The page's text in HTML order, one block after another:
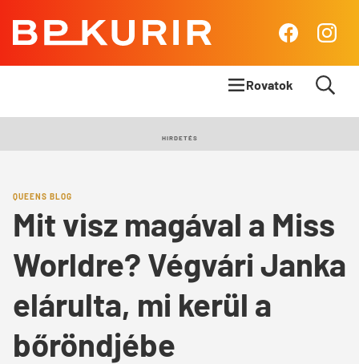
Body & Mind
Queens Blog
Rovatok
HIRDETÉS
QUEENS BLOG
Mit visz magával a Miss
Worldre? Végvári Janka
elárulta, mi kerül a
bőröndjébe